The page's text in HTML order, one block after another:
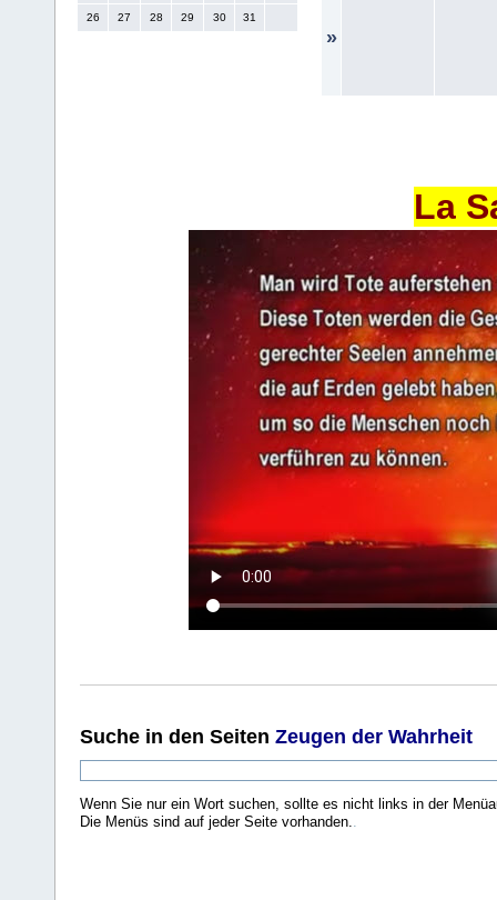
26 27 28 29 30 31
»
La
Suche in den Seiten Zeugen der Wahrheit
Wenn Sie nur ein Wort suchen, sollte es nicht links in der
Die Menüs sind auf jeder Seite vorhanden.